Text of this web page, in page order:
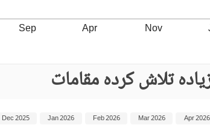
Sep Apr Nov
تلاش کردہ مقامات
Apr 2026
Mar 2026
Feb 2026
Jan 2026
Dec 2025